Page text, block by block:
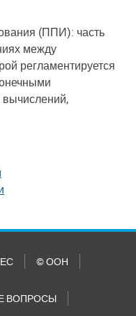
(ППИ): часть
между
регламентируется
вычислений,
© ООН
ВОПРОСЫ